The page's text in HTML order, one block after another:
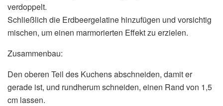
verdoppelt.
Schließlich die Erdbeergelatine hinzufügen und vorsichtig
mischen, um einen marmorierten Effekt zu erzielen.
Zusammenbau:
Den oberen Teil des Kuchens abschneiden, damit er
gerade ist, und rundherum schneiden, einen Rand von 1,5
cm lassen.